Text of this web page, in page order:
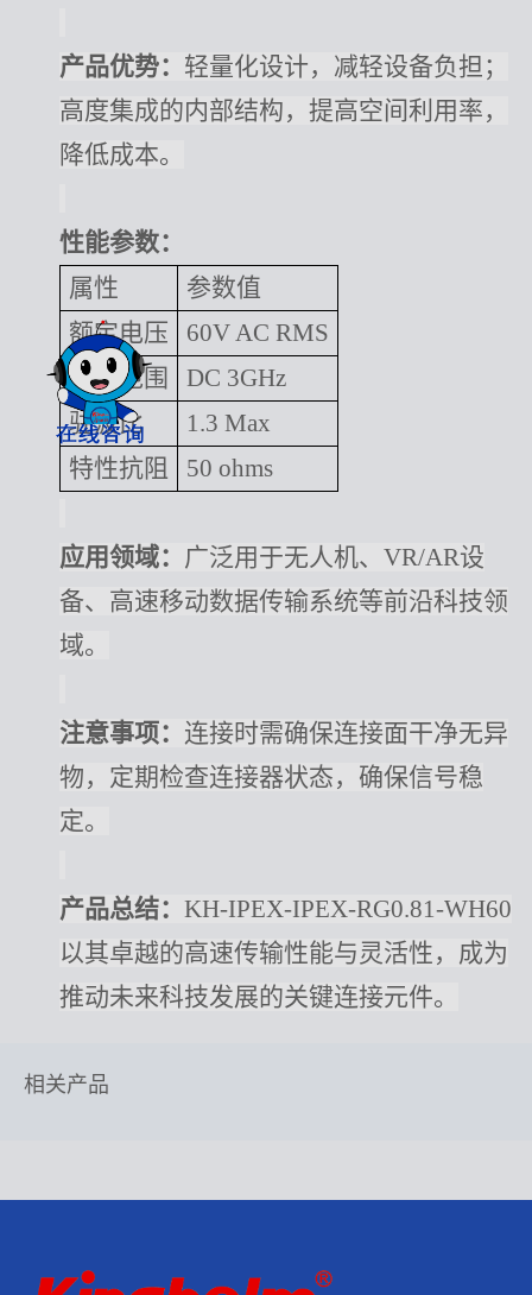
产品优势： 轻量化设计，减轻设备负担；
高度集成的内部结构，提高空间利用率，
降低成本。
性能参数：
属性
参数值
额定电压
60V AC RMS
频率范围
DC 3GHz
驻波比
1.3 Max
特性抗阻
50 ohms
应用领域： 广泛用于无人机、 VR/AR设
备、高速移动数据传输系统等前沿科技领
域。
注意事项： 连接时需确保连接面干净无异
物，定期检查连接器状态，确保信号稳
定。
产品总结： KH-IPEX-IPEX-RG0.81-WH60
以其卓越的高速传输性能与灵活性，成为
推动未来科技发展的关键连接元件。
相关产品